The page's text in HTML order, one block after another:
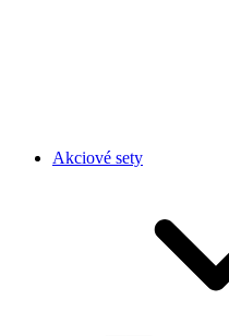
Akciové sety